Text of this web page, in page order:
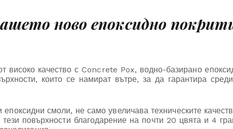
ново епоксидно
качество с Concrete Pox, водно-базирано
които се намират вътре, за да гарантира
смоли, не само увеличава техническите
повърхности благодарение на почти 20 цвята и 4